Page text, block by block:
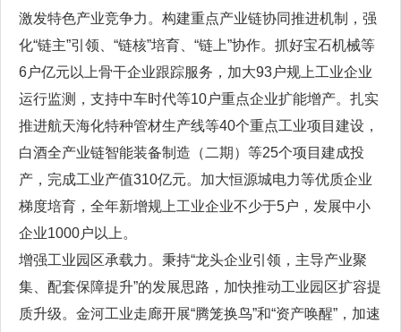
激发特色产业竞争力。构建重点产业链协同推进机制，强
化“链主”引领、“链核”培育、“链上”协作。抓好宝石机械等
6户亿元以上骨干企业跟踪服务，加大93户规上工业企业
运行监测，支持中车时代等10户重点企业扩能增产。扎实
推进航天海化特种管材生产线等40个重点工业项目建设，
白酒全产业链智能装备制造（二期）等25个项目建成投
产，完成工业产值310亿元。加大恒源城电力等优质企业
梯度培育，全年新增规上工业企业不少于5户，发展中小
企业1000户以上。
增强工业园区承载力。秉持“龙头企业引领，主导产业聚
集、配套保障提升”的发展思路，加快推动工业园区扩容提
质升级。金河工业走廊开展“腾笼换鸟”和“资产唤醒”，加速